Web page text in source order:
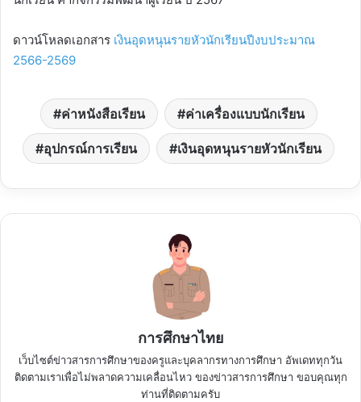
ดาวน์โหลดเอกสาร เงินอุดหนุนรายหัวนักเรียนปีงบประมาณ
2566-2569
ค่าหนังสือเรียน ค่าเครื่องแบบนักเรียน
อุปกรณ์การเรียน เงินอุดหนุนรายหัวนักเรียน
การศึกษาไทย
เว็บไซต์ข่าวสารการศึกษาของครูและบุคลากรทางการศึกษา อัพเดททุกวัน
ติดตามเราเพื่อไม่พลาดความเคลื่อนไหว ของข่าวสารการศึกษา ขอบคุณทุก
ท่านที่ติดตามครับ